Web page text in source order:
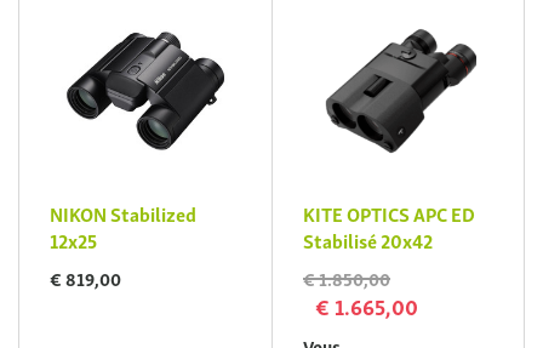
NIKON Stabilized
12x25
€ 819,00
KITE OPTICS APC ED
Stabilisé 20x42
€ 1.850,00
€ 1.665,00